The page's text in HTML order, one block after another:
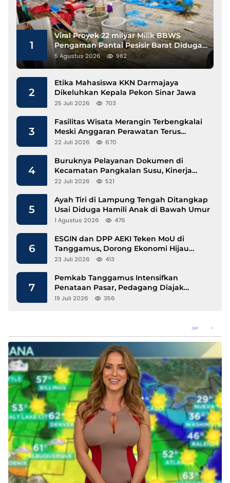
1
Viral Proyek 22 milyar Milik BBWS
Pengaman Pantai Pesisir Barat Diduga
Gunakan Besi Banci
5 Agustus 2026 982
2
Etika Mahasiswa KKN Darmajaya
Dikeluhkan Kepala Pekon Sinar Jawa
25 Juli 2026 703
3
Fasilitas Wisata Merangin Terbengkalai
Meski Anggaran Perawatan Terus
Mengalir
22 Juli 2026 670
4
Buruknya Pelayanan Dokumen di
Kecamatan Pangkalan Susu, Kinerja
Disdukcapil Langkat Disorot
22 Juli 2026 521
5
Ayah Tiri di Lampung Tengah Ditangkap
Usai Diduga Hamili Anak di Bawah Umur
1 Agustus 2026 476
6
ESGIN dan DPP AEKI Teken MoU di
Tanggamus, Dorong Ekonomi Hijau
Berbasis Kopi dan Perdagangan Karbon
23 Juli 2026 413
7
Pemkab Tanggamus Intensifkan
Penataan Pasar, Pedagang Diajak
Tempati Pasar Modern Talang Padang
19 Juli 2026 356